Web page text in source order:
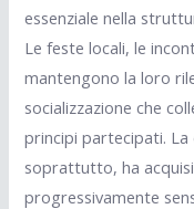
essenziale nella
Le feste locali, le
mantengono la loro
socializzazione che
principi partecipati. La
soprattutto, ha
progressivamente